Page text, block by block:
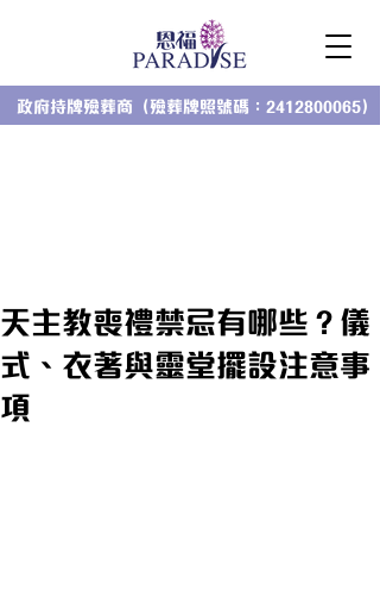
政府持牌殮葬商（殮葬牌照號碼：2412800065）
天主教喪禮禁忌有哪些？儀
式、衣著與靈堂擺設注意事
項